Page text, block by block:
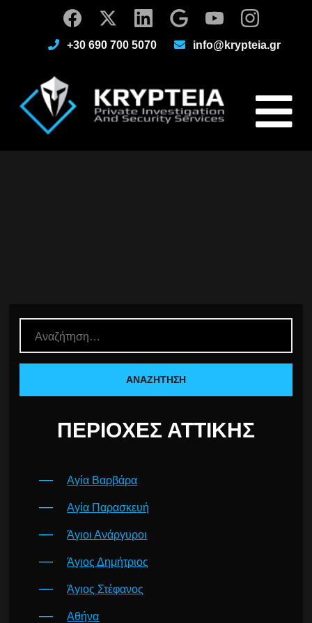
+30 690 700 5070 info@krypteia.gr
ΠΕΡΙΟΧΈΣ ΑΤΤΙΚΉΣ
Αγία Βαρβάρα
Αγία Παρασκευή
Άγιοι Ανάργυροι
Άγιος Δημήτριος
Άγιος Στέφανος
Αθήνα